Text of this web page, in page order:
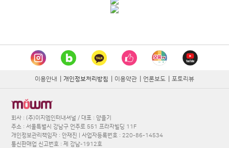
이용안내 개인정보처리방침 이용약관 언론보도 포토리뷰
회사 : (주)이지엠인터내셔널 / 대표 : 양을기
주소 : 서울특별시 강남구 언주로 551 프라자빌딩 11F
개인정보관리책임자 : 안재진 | 사업자등록번호 : 220-86-14534
통신판매업 신고번호 : 제 강남-1912호